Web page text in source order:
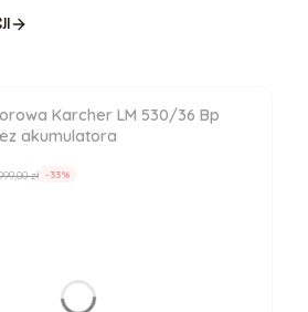
Karcher LM 530/36 Bp
akumulatora
zł -33%